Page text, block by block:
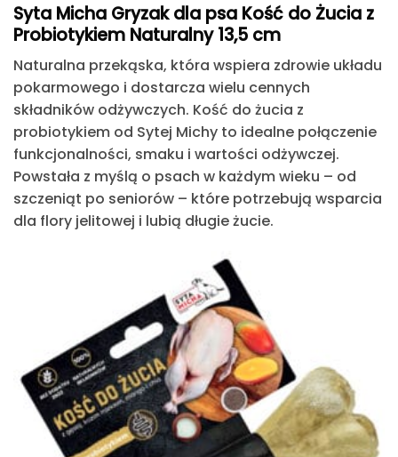
Syta Micha Gryzak dla psa Kość do Żucia z
Probiotykiem Naturalny 13,5 cm
Naturalna przekąska, która wspiera zdrowie układu
pokarmowego i dostarcza wielu cennych
składników odżywczych. Kość do żucia z
probiotykiem od Sytej Michy to idealne połączenie
funkcjonalności, smaku i wartości odżywczej.
Powstała z myślą o psach w każdym wieku – od
szczeniąt po seniorów – które potrzebują wsparcia
dla flory jelitowej i lubią długie żucie.